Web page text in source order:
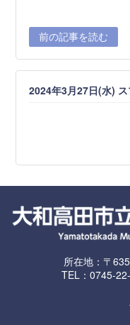
前の記事を読む
2024年3月27日(水)
所在地：〒
TEL：0745-